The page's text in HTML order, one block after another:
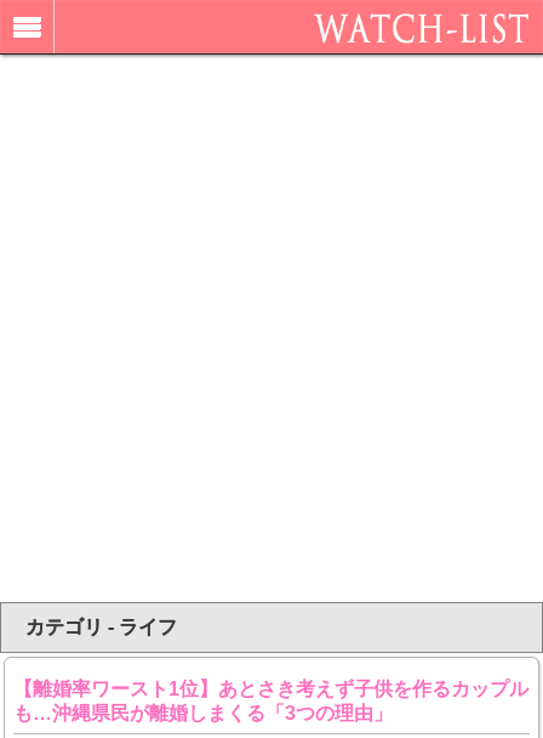
カテゴリ - ライフ
【離婚率ワースト1位】あとさき考えず子供を作るカップル
も…沖縄県民が離婚しまくる「3つの理由」